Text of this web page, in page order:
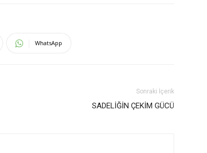
WhatsApp
Sonraki İçerik
SADELİĞİN ÇEKİM GÜCÜ